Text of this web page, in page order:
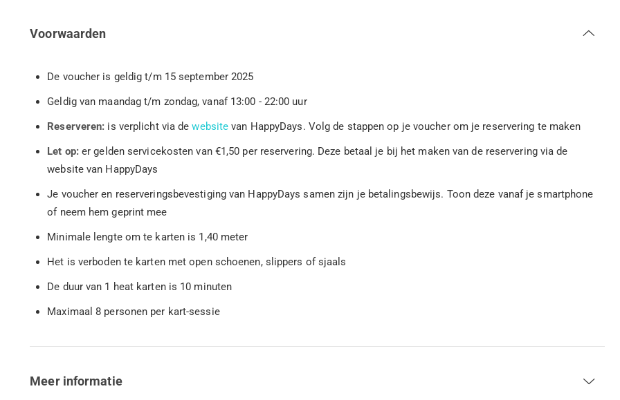
Voorwaarden
De voucher is geldig t/m 15 september 2025
Geldig van maandag t/m zondag, vanaf 13:00 - 22:00 uur
Reserveren: is verplicht via dewebsite van HappyDays. Volg de stappen op je voucher om je reservering te maken
Let op:er gelden servicekosten van €1,50 per reservering. Deze betaal je bij het maken van de reservering via de
website van HappyDays
Je voucher en reserveringsbevestiging van HappyDays samen zijn je betalingsbewijs. Toon deze vanaf je smartphone
of neem hem geprint mee
Minimale lengte om te karten is 1,40 meter
Het is verboden te karten met open schoenen, slippers of sjaals
De duur van 1 heat karten is 10 minuten
Maximaal 8 personen per kart-sessie
Meer informatie